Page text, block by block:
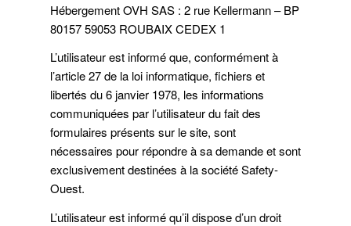
Hébergement OVH SAS : 2 rue Kellermann – BP
80157 59053 ROUBAIX CEDEX 1
L’utilisateur est informé que, conformément à
l’article 27 de la loi informatique, fichiers et
libertés du 6 janvier 1978, les informations
communiquées par l’utilisateur du fait des
formulaires présents sur le site, sont
nécessaires pour répondre à sa demande et sont
exclusivement destinées à la société Safety-
Ouest.
L’utilisateur est informé qu’il dispose d’un droit